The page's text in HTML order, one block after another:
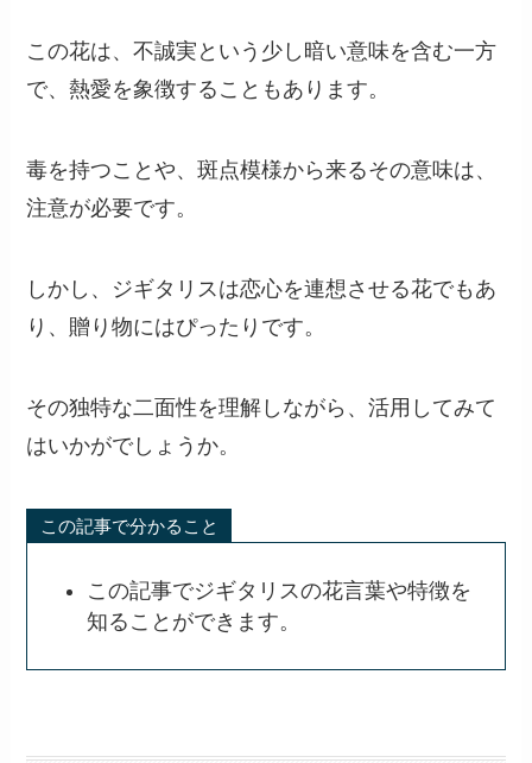
この花は、不誠実という少し暗い意味を含む一方
で、熱愛を象徴することもあります。
毒を持つことや、斑点模様から来るその意味は、
注意が必要です。
しかし、ジギタリスは恋心を連想させる花でもあ
り、贈り物にはぴったりです。
その独特な二面性を理解しながら、活用してみて
はいかがでしょうか。
この記事で分かること
この記事でジギタリスの花言葉や特徴を
知ることができます。